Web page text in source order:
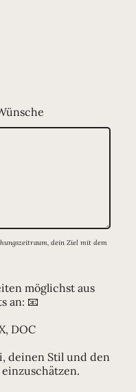
dein Ziel mit dem
möglichst aus
an: 📧
DOC
deinen Stil und den